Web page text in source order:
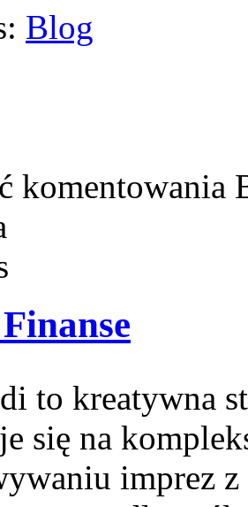
Blog
komentowania
to kreatywna
się na
imprez